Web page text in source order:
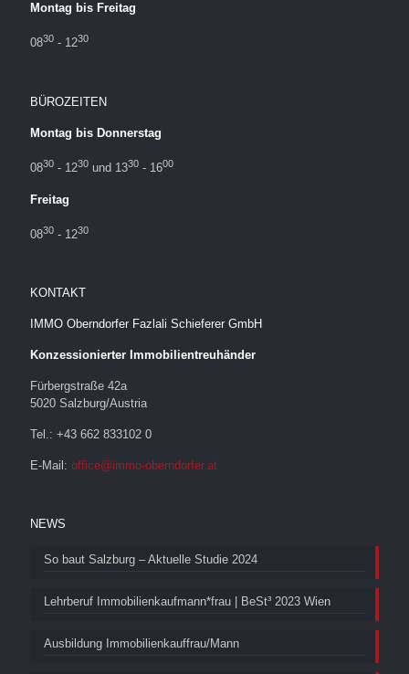
Montag bis Freitag
0830 - 1230
BÜROZEITEN
Montag bis Donnerstag
0830 - 1230 und 1330 - 1600
Freitag
0830 - 1230
KONTAKT
IMMO Oberndorfer Fazlali Schieferer GmbH
Konzessionierter Immobilientreuhänder
Fürbergstraße 42a
5020 Salzburg/Austria
Tel.: +43 662 833102 0
E-Mail: office@immo-oberndorfer.at
NEWS
So baut Salzburg – Aktuelle Studie 2024
Lehrberuf Immobilienkaufmann*frau | BeSt³ 2023 Wien
Ausbildung Immobilienkauffrau/Mann